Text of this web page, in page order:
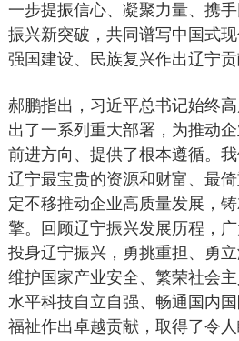
一步提振信心、凝聚力量、携
振兴新突破，共同谱写中国式
强国建设、民族复兴作出辽宁贡
郝鹏指出，习近平总书记始终
出了一系列重大部署，为推动
前进方向、提供了根本遵循。
辽宁最宝贵的资源和财富、最
定不移推动企业高质量发展，铸
擎。回顾辽宁振兴发展历程，
投身辽宁振兴，勇挑重担、勇
维护国家产业安全、繁荣社会
水平科技自立自强、畅通国内
福祉作出卓越贡献，取得了令